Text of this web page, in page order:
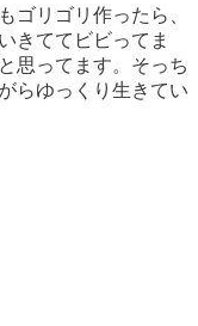
ゴリゴリ作ったら、
きててビビってま
思ってます。そっち
らゆっくり生きてい